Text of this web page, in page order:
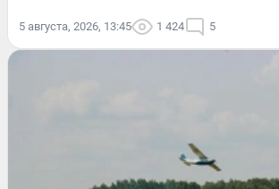
5 августа, 2026, 13:45 1 424 5